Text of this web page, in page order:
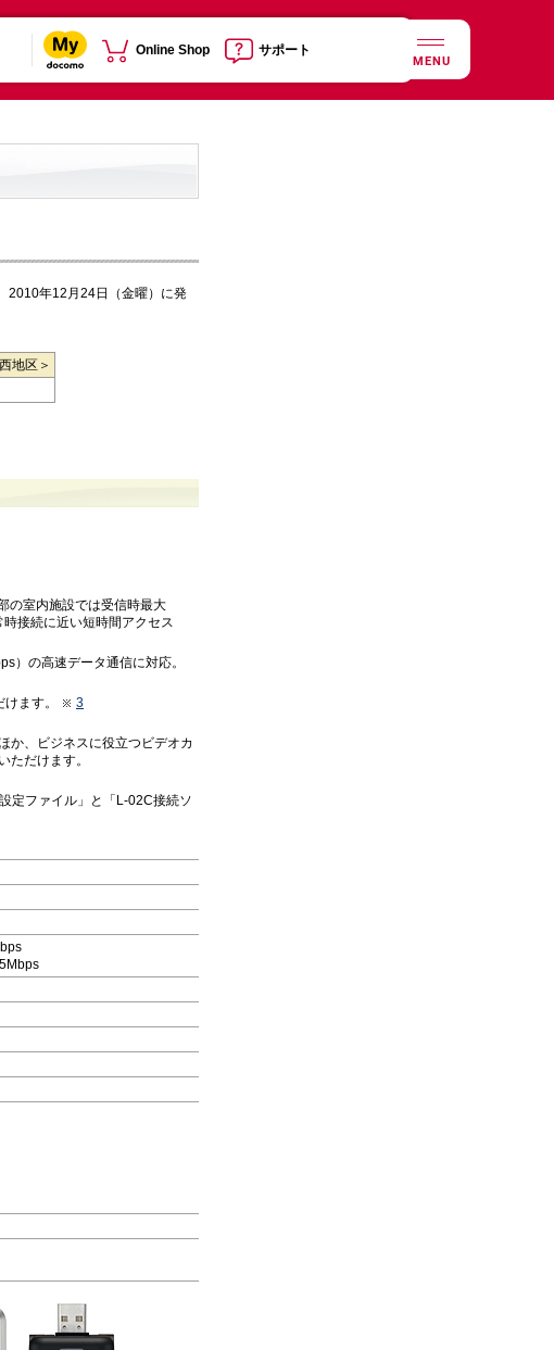
Online Shop サポート
MENU
2010年12月24日（金曜）に発
地区＞
の室内施設では受信時最大
接続に近い短時間アクセス
）の高速データ通信に対応。
ます。
3
か、ビジネスに役立つビデオカ
ただけます。
定ファイル」と「L-02C接続ソ